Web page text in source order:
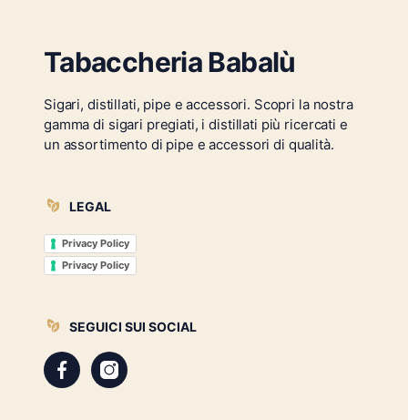
Tabaccheria Babalù
Sigari, distillati, pipe e accessori. Scopri la nostra
gamma di sigari pregiati, i distillati più ricercati e
un assortimento di pipe e accessori di qualità.
LEGAL
Privacy Policy
Privacy Policy
SEGUICI SUI SOCIAL